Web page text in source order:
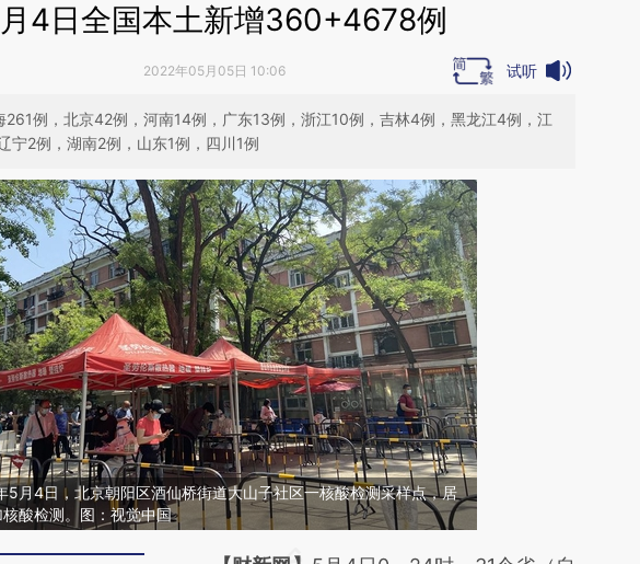
4日全国本土新增360+4678例
2022年05月05日 10:06 试听
例，北京42例，河南14例，广东13例，浙江10例，吉林4例，黑龙江4例，江
宁2例，湖南2例，山东1例，四川1例
5月4日，北京朝阳区酒仙桥街道大山子社区一核酸检测采样点，居
酸检测。图：视觉中国